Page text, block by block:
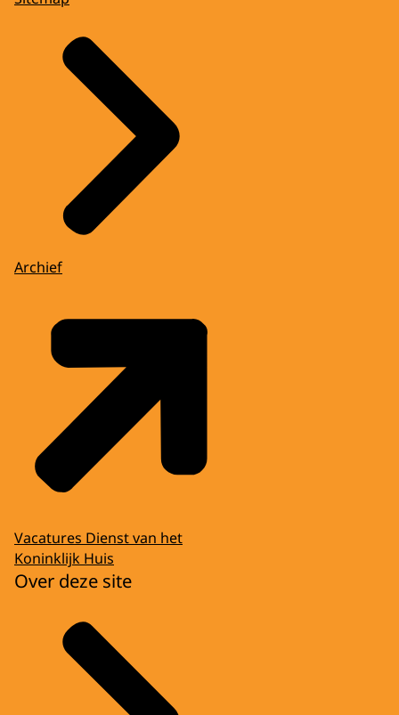
Archief
Vacatures Dienst van het
Koninklijk Huis
Over deze site